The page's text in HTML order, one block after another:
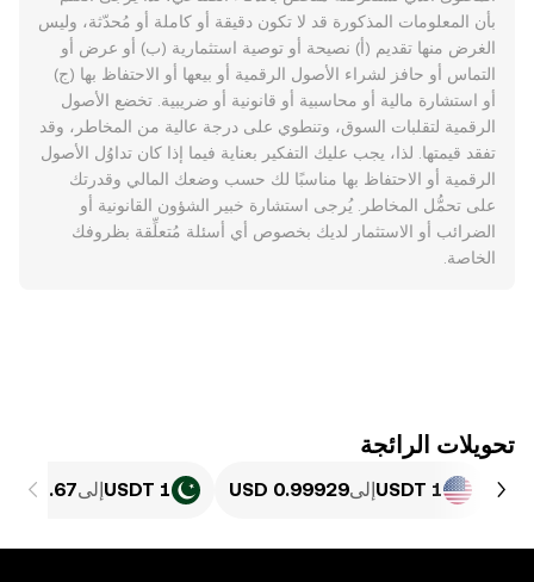
بأن المعلومات المذكورة قد لا تكون دقيقة أو كاملة أو مُحدّثة، وليس
الغرض منها تقديم (أ) نصيحة أو توصية استثمارية (ب) أو عرض أو
التماس أو حافز لشراء الأصول الرقمية أو بيعها أو الاحتفاظ بها (ج)
أو استشارة مالية أو محاسبية أو قانونية أو ضريبية. تخضع الأصول
الرقمية لتقلبات السوق، وتنطوي على درجة عالية من المخاطر، وقد
تفقد قيمتها. لذا، يجب عليك التفكير بعناية فيما إذا كان تداوُل الأصول
الرقمية أو الاحتفاظ بها مناسبًا لك حسب وضعك المالي وقدرتك
على تحمُّل المخاطر. يُرجى استشارة خبير الشؤون القانونية أو
الضرائب أو الاستثمار لديك بخصوص أي أسئلة مُتعلِّقة بظروفك
الخاصة.
تحويلات الرائجة
1 USDT إلى 1 USDT إلى